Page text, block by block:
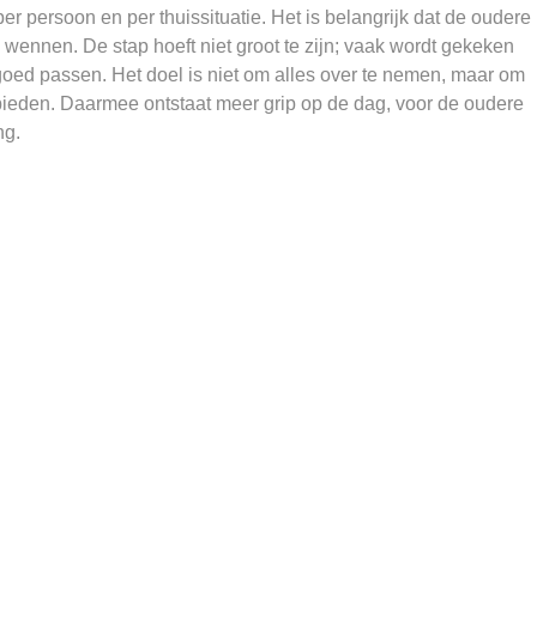
persoon en per thuissituatie. Het is belangrijk dat de oudere
De stap hoeft niet groot te zijn; vaak wordt gekeken
passen. Het doel is niet om alles over te nemen, maar om
Daarmee ontstaat meer grip op de dag, voor de oudere